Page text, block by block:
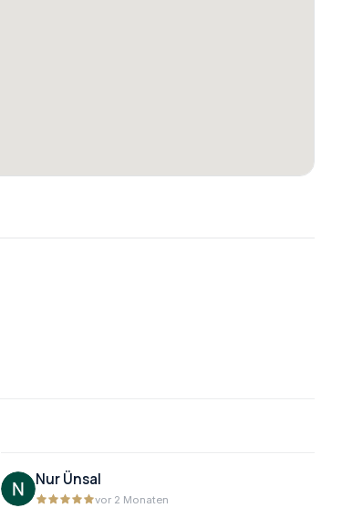
Nur Ünsal
vor 2 Monaten